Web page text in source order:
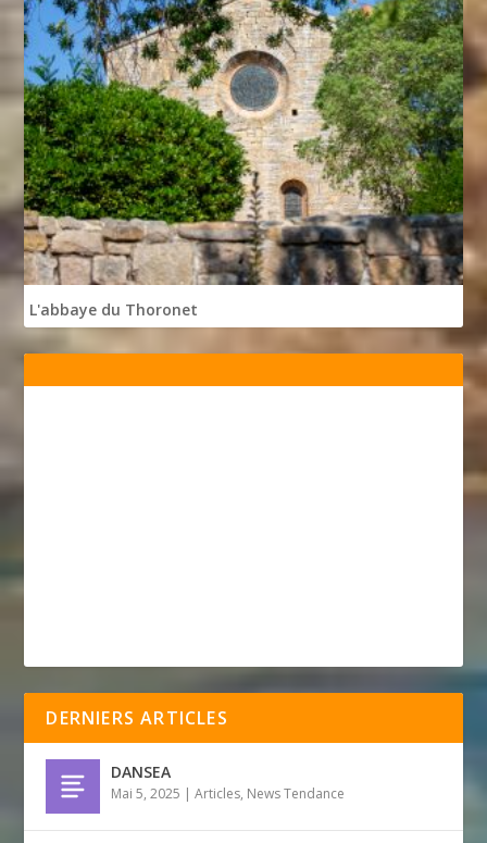
L'abbaye du Thoronet
DERNIERS ARTICLES
DANSEA
Mai 5, 2025 |Articles, News Tendance